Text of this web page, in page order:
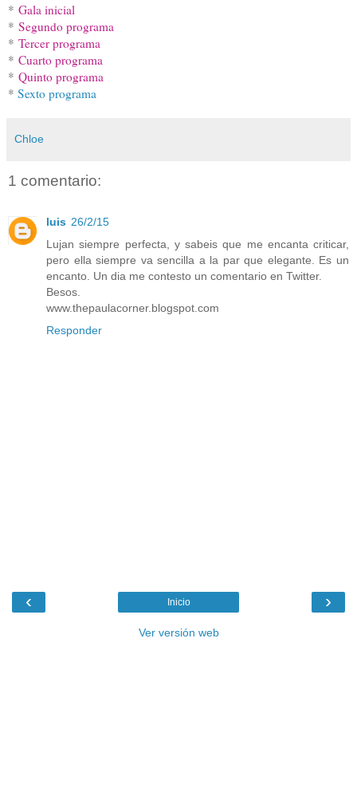
* Gala inicial
* Segundo programa
* Tercer programa
* Cuarto programa
* Quinto programa
* Sexto programa
Chloe
1 comentario:
luis 26/2/15
Lujan siempre perfecta, y sabeis que me encanta criticar,
pero ella siempre va sencilla a la par que elegante. Es un
encanto. Un dia me contesto un comentario en Twitter.
Besos.
www.thepaulacorner.blogspot.com
Responder
‹ ›
Inicio
Ver versión web